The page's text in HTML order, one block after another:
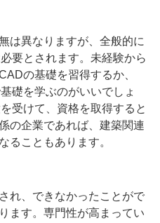
は異なりますが、全般的に
要とされます。未経験から
の基礎を習得するか、
礎を学ぶのがいいでしょ
受けて、資格を取得すると
の企業であれば、建築関連
ることもあります。
れ、できなかったことがで
ます。専門性が高まってい